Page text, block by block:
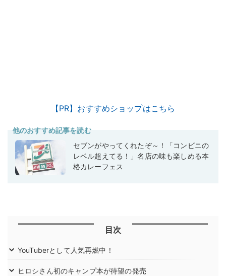
【PR】おすすめショップはこちら
他のおすすめ記事を読む
セブンがやってくれたぞ～！「コンビニの
レベル超えてる！」名店の味も楽しめる本
格カレーフェス
目次
YouTuberとして人気再燃中！
ヒロシさん初のキャンプ本が待望の発売